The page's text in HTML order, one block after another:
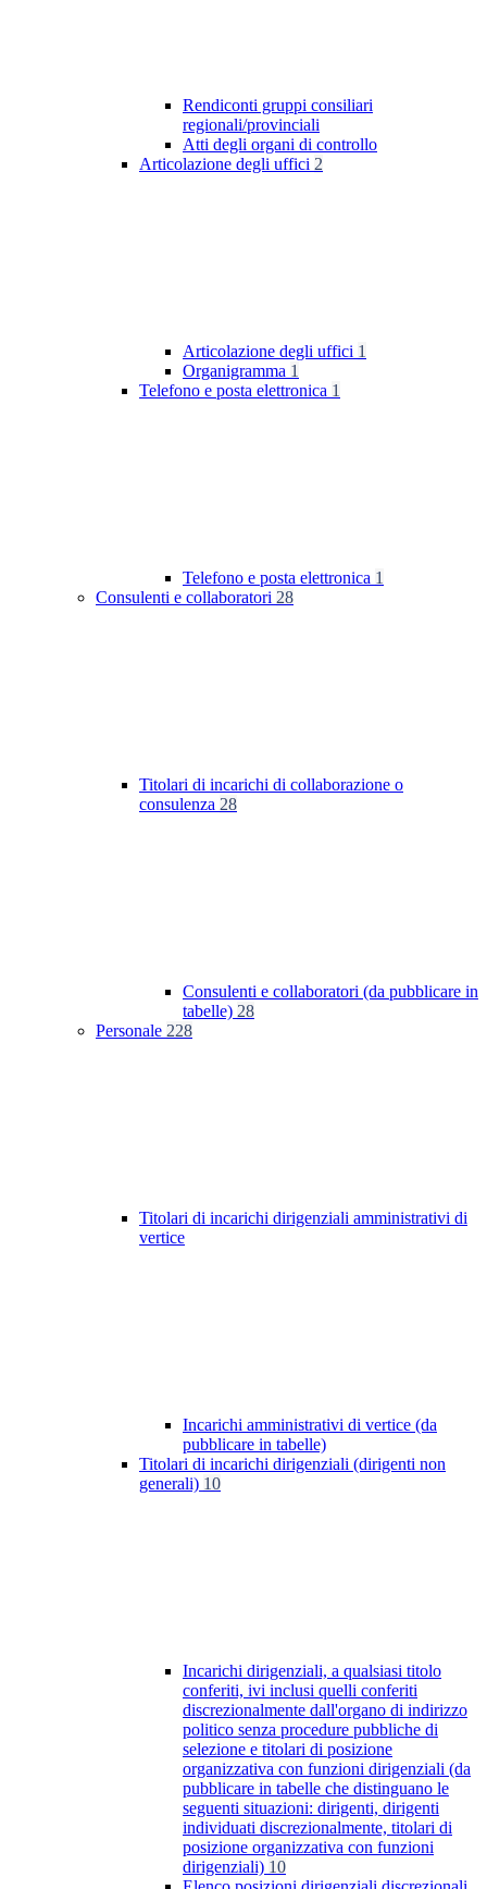
Rendiconti gruppi consiliari
regionali/provinciali
Atti degli organi di controllo
Articolazione degli uffici 2
Articolazione degli uffici 1
Organigramma 1
Telefono e posta elettronica 1
Telefono e posta elettronica 1
Consulenti e collaboratori 28
Titolari di incarichi di collaborazione o
consulenza 28
Consulenti e collaboratori (da pubblicare in
tabelle) 28
Personale 228
Titolari di incarichi dirigenziali amministrativi di
vertice
Incarichi amministrativi di vertice (da
pubblicare in tabelle)
Titolari di incarichi dirigenziali (dirigenti non
generali) 10
Incarichi dirigenziali, a qualsiasi titolo
conferiti, ivi inclusi quelli conferiti
discrezionalmente dall'organo di indirizzo
politico senza procedure pubbliche di
selezione e titolari di posizione
organizzativa con funzioni dirigenziali (da
pubblicare in tabelle che distinguano le
seguenti situazioni: dirigenti, dirigenti
individuati discrezionalmente, titolari di
posizione organizzativa con funzioni
dirigenziali) 10